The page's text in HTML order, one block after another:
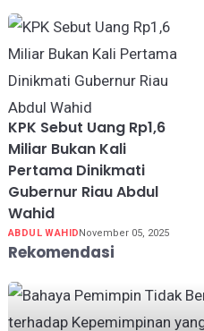
KPK Sebut Uang Rp1,6
Miliar Bukan Kali
Pertama Dinikmati
Gubernur Riau Abdul
Wahid
ABDUL WAHIDNovember 05, 2025
Rekomendasi